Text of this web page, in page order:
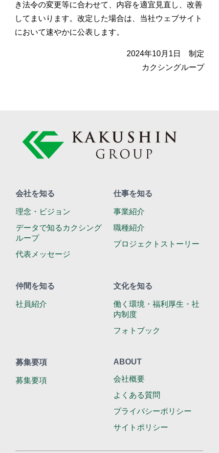
き法令の変更等に合わせて、内容を適宜見直し、改善
してまいります。改定した場合は、当社ウェブサイト
において速やかに公表します。
2024年10月1日 制定
カクシングループ
会社を知る
理念・ビジョン
データで知る カクシング
ループ
代表メッセージ
仕事を知る
事業紹介
職種紹介
プロジェクトストーリー
仲間を知る
社員紹介
文化を知る
働く環境・福利厚生・ 社
内制度
フォトブック
募集要項
募集要項
ABOUT
会社概要
よくある質問
プライバシーポリシー
サイトポリシー